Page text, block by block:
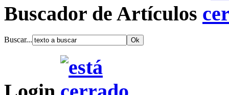
Buscador de Artículos
Buscar...